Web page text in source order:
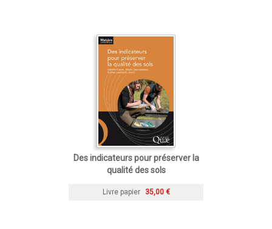
Des indicateurs pour préserver la
qualité des sols
Livre papier 35,00 €